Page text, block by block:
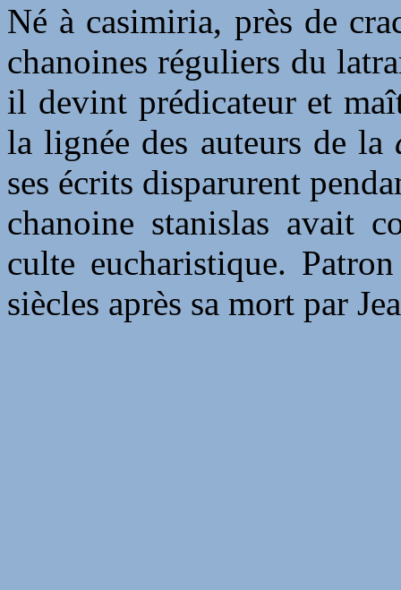
Né à casimiria, près de
chanoines réguliers du
il devint prédicateur et
la lignée des auteurs de la
ses écrits disparurent
chanoine stanislas avait
culte eucharistique.
siècles après sa mort par